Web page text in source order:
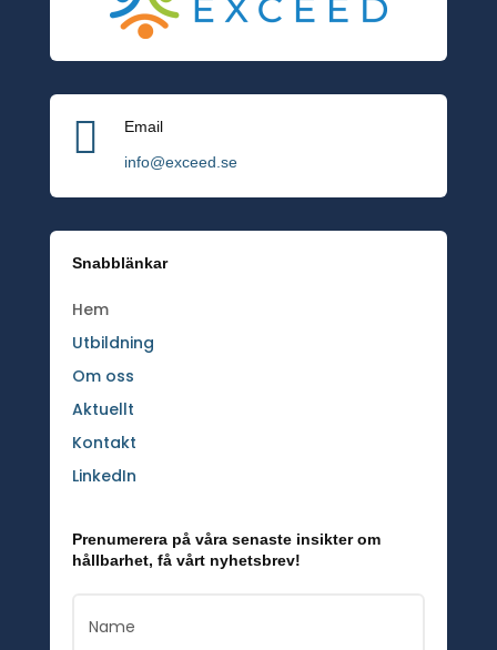

Email
info@exceed.se
Snabblänkar
Hem
Utbildning
Om oss
Aktuellt
Kontakt
LinkedIn
Prenumerera på våra senaste insikter om
hållbarhet, få vårt nyhetsbrev!